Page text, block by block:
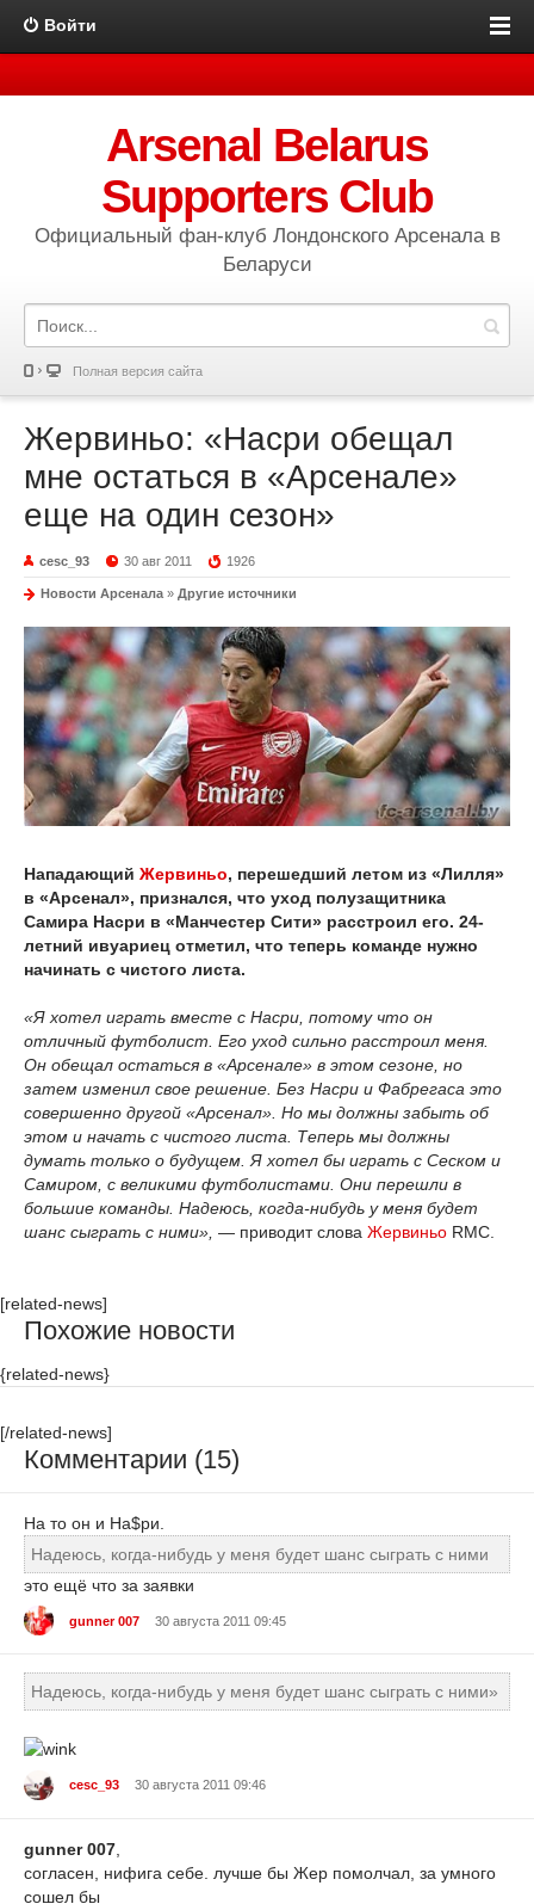
Войти
Arsenal Belarus
Supporters Club
Официальный фан-клуб Лондонского Арсенала в
Беларуси
Полная версия сайта
Жервиньо: «Насри обещал
мне остаться в «Арсенале»
еще на один сезон»
cesc_93 30 авг 2011 1926
Новости Арсенала » Другие источники
Нападающий Жервиньо, перешедший летом из «Лилля»
в «Арсенал», признался, что уход полузащитника
Самира Насри в «Манчестер Сити» расстроил его. 24-
летний ивуариец отметил, что теперь команде нужно
начинать с чистого листа.
«Я хотел играть вместе с Насри, потому что он
отличный футболист. Его уход сильно расстроил меня.
Он обещал остаться в «Арсенале» в этом сезоне, но
затем изменил свое решение. Без Насри и Фабрегаса это
совершенно другой «Арсенал». Но мы должны забыть об
этом и начать с чистого листа. Теперь мы должны
думать только о будущем. Я хотел бы играть с Сеском и
Самиром, с великими футболистами. Они перешли в
большие команды. Надеюсь, когда-нибудь у меня будет
шанс сыграть с ними», — приводит слова Жервиньо RMC.
[related-news]
Похожие новости
{related-news}
[/related-news]
Комментарии (15)
На то он и На$ри.
Надеюсь, когда-нибудь у меня будет шанс сыграть с ними
это ещё что за заявки
gunner 007 30 августа 2011 09:45
Надеюсь, когда-нибудь у меня будет шанс сыграть с ними»
cesc_93 30 августа 2011 09:46
gunner 007
согласен, нифига себе. лучше бы Жер помолчал, за умного
сошел бы